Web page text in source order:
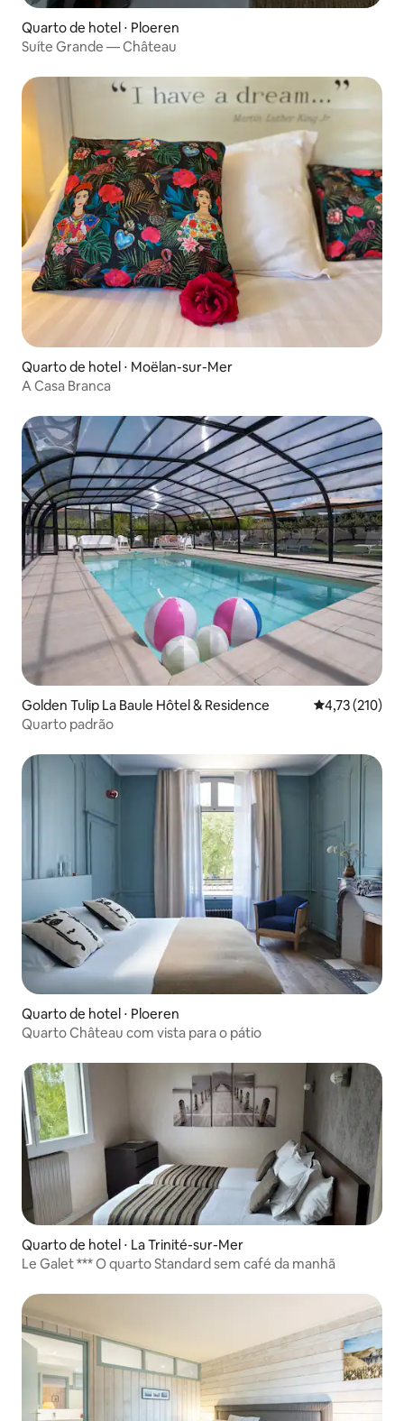
Quarto de hotel ⋅ Ploeren
Suíte Grande — Château
Quarto de hotel ⋅ Moëlan-sur-Mer
A Casa Branca
Golden Tulip La Baule Hôtel & Residence 4,73 de uma
4,73 (210)
Quarto padrão
Quarto de hotel ⋅ Ploeren
Quarto Château com vista para o pátio
Quarto de hotel ⋅ La Trinité-sur-Mer
Le Galet *** O quarto Standard sem café da manhã